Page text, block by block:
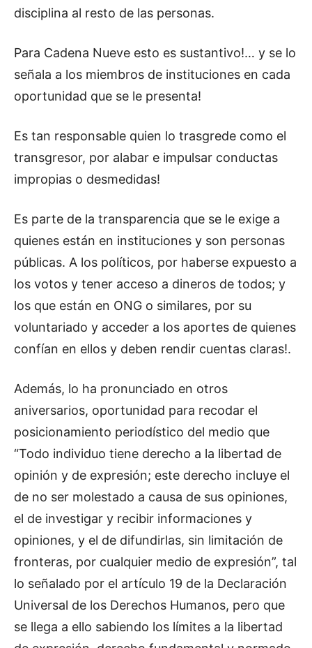
disciplina al resto de las personas.
Para Cadena Nueve esto es sustantivo!… y se lo
señala a los miembros de instituciones en cada
oportunidad que se le presenta!
Es tan responsable quien lo trasgrede como el
transgresor, por alabar e impulsar conductas
impropias o desmedidas!
Es parte de la transparencia que se le exige a
quienes están en instituciones y son personas
públicas. A los políticos, por haberse expuesto a
los votos y tener acceso a dineros de todos; y
los que están en ONG o similares, por su
voluntariado y acceder a los aportes de quienes
confían en ellos y deben rendir cuentas claras!.
Además, lo ha pronunciado en otros
aniversarios, oportunidad para recodar el
posicionamiento periodístico del medio que
“Todo individuo tiene derecho a la libertad de
opinión y de expresión; este derecho incluye el
de no ser molestado a causa de sus opiniones,
el de investigar y recibir informaciones y
opiniones, y el de difundirlas, sin limitación de
fronteras, por cualquier medio de expresión”, tal
lo señalado por el artículo 19 de la Declaración
Universal de los Derechos Humanos, pero que
se llega a ello sabiendo los límites a la libertad